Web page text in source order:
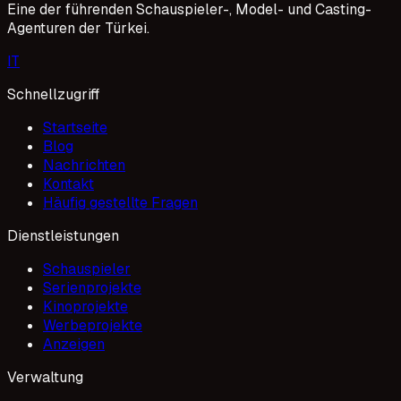
Aufmerksamkeit auf sich. Diese mysteriöse Reise, die sich
von Istanbul bis Bodrum erstreckt, bereitet sich darauf
vor, den Zuschauern eine tiefgründige Familiengeschichte
mit Drama- und Jugendthemen zu bieten.
Eine der führenden Schauspieler-, Model- und Casting-
Agenturen der Türkei.
IT
Schnellzugriff
Startseite
Blog
Nachrichten
Kontakt
Häufig gestellte Fragen
Dienstleistungen
Schauspieler
Serienprojekte
Kinoprojekte
Werbeprojekte
Anzeigen
Verwaltung